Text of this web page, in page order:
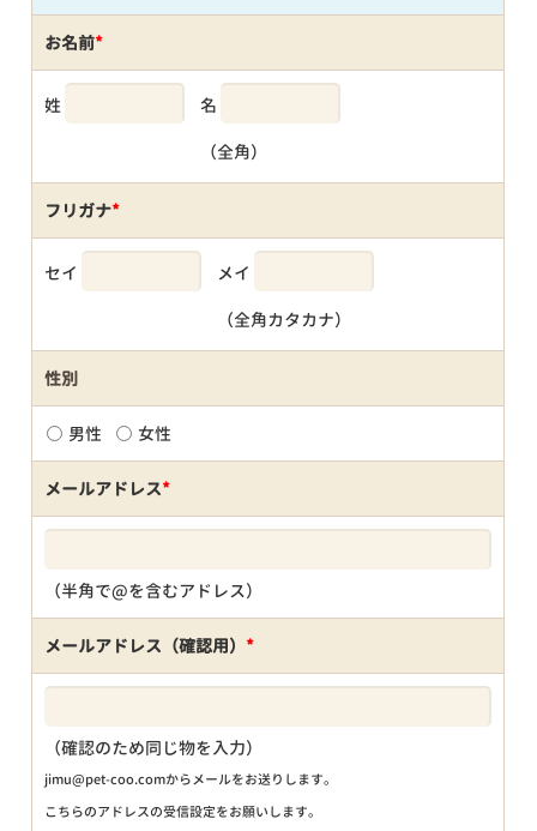
お名前*
姓 名
（全角）
フリガナ*
セイ メイ
（全角カタカナ）
性別
男性 女性
メールアドレス*
（半角で@を含むアドレス）
メールアドレス（確認用） *
（確認のため同じ物を入力）
jimu@pet-coo.comからメールをお送りします。
こちらのアドレスの受信設定をお願いします。